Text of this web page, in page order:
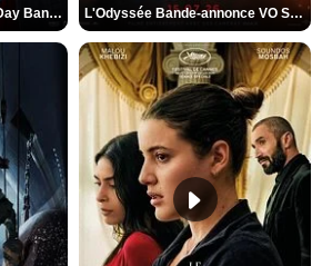
Spider-Man: Brand New Day Bande-annonce VO STFR L'Odyssée Bande-annonce VO STFR